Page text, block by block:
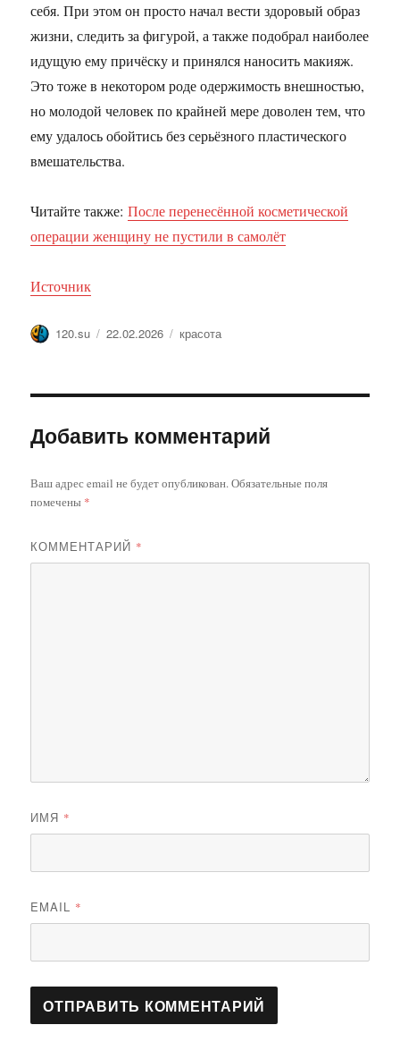
себя. При этом он просто начал вести здоровый образ
жизни, следить за фигурой, а также подобрал наиболее
идущую ему причёску и принялся наносить макияж.
Это тоже в некотором роде одержимость внешностью,
но молодой человек по крайней мере доволен тем, что
ему удалось обойтись без серьёзного пластического
вмешательства.
Читайте также:После перенесённой косметической
операции женщину не пустили в самолёт
Источник
Автор
120.su Опубликовано
22.02.2026 Метки
красота
Добавить комментарий
Ваш адрес email не будет опубликован.Обязательные поля
помечены *
КОММЕНТАРИЙ *
ИМЯ *
EMAIL *